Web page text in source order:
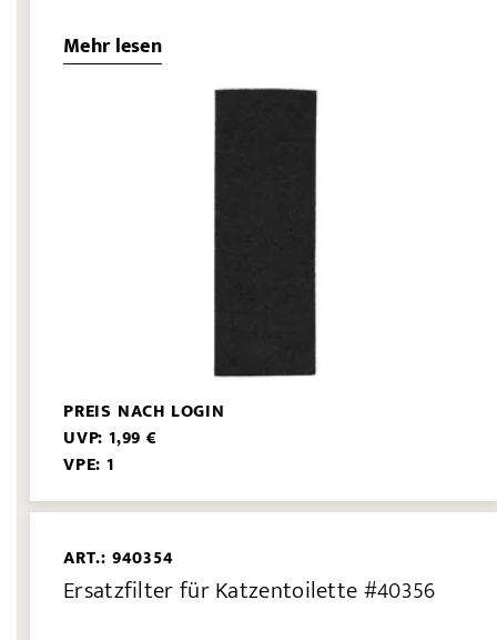
Mehr lesen
PREIS NACH LOGIN
UVP: 1,99 €
VPE: 1
ART.: 940354
Ersatzfilter für Katzentoilette #40356